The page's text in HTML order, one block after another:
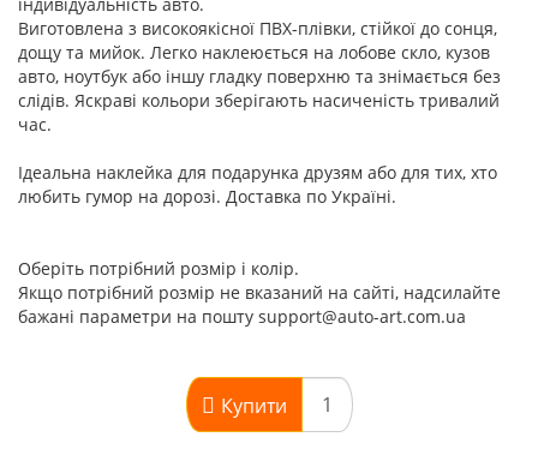
Виготовлена з високоякісної ПВХ-плівки, стійкої до сонця,
дощу та мийок. Легко наклеюється на лобове скло, кузов
авто, ноутбук або іншу гладку поверхню та знімається без
слідів. Яскраві кольори зберігають насиченість тривалий
час.
Ідеальна наклейка для подарунка друзям або для тих, хто
любить гумор на дорозі. Доставка по Україні.
Оберіть потрібний розмір і колір.
Якщо потрібний розмір не вказаний на сайті, надсилайте
бажані параметри на пошту support@auto-art.com.ua
Купити